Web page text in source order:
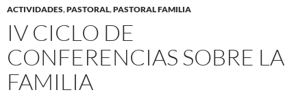
ACTIVIDADES,PASTORAL,PASTORAL FAMILIA
IV CICLO DE
CONFERENCIAS SOBRE LA
FAMILIA